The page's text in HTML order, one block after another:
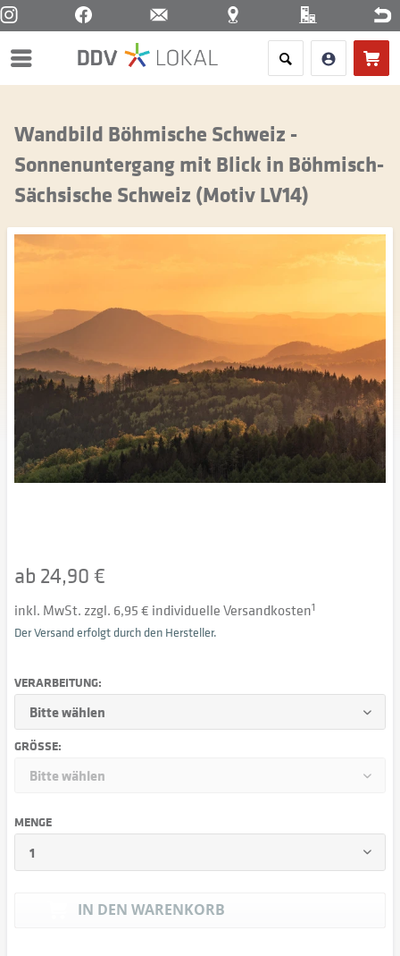
Menü
Wandbild Böhmische Schweiz -
Sonnenuntergang mit Blick in Böhmisch-
Sächsische Schweiz (Motiv LV14)
ab 24,90 €
inkl. MwSt. zzgl. 6,95 € individuelle Versandkosten1
Der Versand erfolgt durch den Hersteller.
VERARBEITUNG:
GRÖSSE:
MENGE
IN DEN WARENKORB